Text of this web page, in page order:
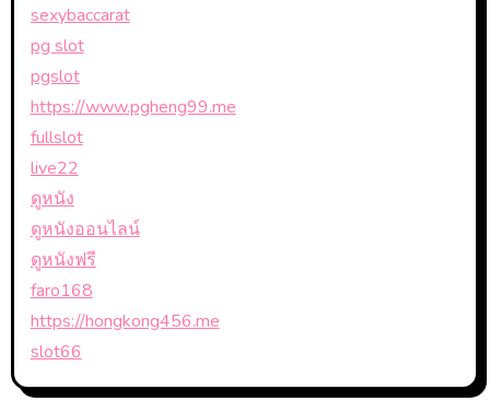
sexybaccarat
pg slot
pgslot
https://www.pgheng99.me
fullslot
live22
ดูหนัง
ดูหนังออนไลน์
ดูหนังฟรี
faro168
https://hongkong456.me
slot66